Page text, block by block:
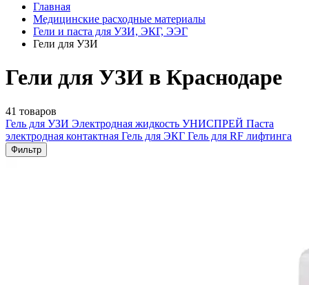
Главная
Медицинские расходные материалы
Гели и паста для УЗИ, ЭКГ, ЭЭГ
Гели для УЗИ
Гели для УЗИ в Краснодаре
41 товаров
Гель для УЗИ Электродная жидкость УНИСПРЕЙ Паста
электродная контактная Гель для ЭКГ Гель для RF лифтинга
Фильтр